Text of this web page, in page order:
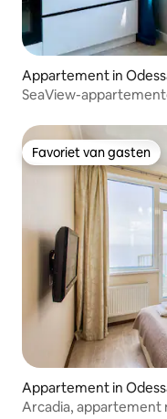
Appartement in
SeaView-
Favoriet van gasten
Favoriet van gasten
Appartement in
Arcadia, appartement